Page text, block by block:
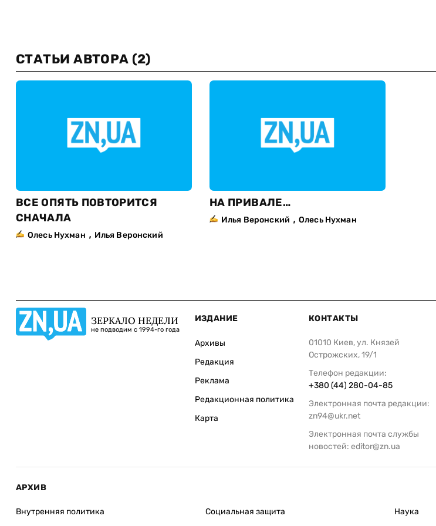
СТАТЬИ АВТОРА (2)
ВСЕ ОПЯТЬ ПОВТОРИТСЯ
СНАЧАЛА
Олесь Нухман , Илья Веронский
НА ПРИВАЛЕ…
Илья Веронский , Олесь Нухман
ЗЕРКАЛО НЕДЕЛИ
не подводим с 1994-го года
ИЗДАНИЕ
Архивы
Редакция
Реклама
Редакционная политика
Карта
КОНТАКТЫ
01010 Киев, ул. Князей
Острожских, 19/1
Телефон редакции:
+380 (44) 280-04-85
Электронная почта редакции:
zn94@ukr.net
Электронная почта службы
новостей: editor@zn.ua
АРХИВ
Внутренняя политика
Социальная защита
Наука